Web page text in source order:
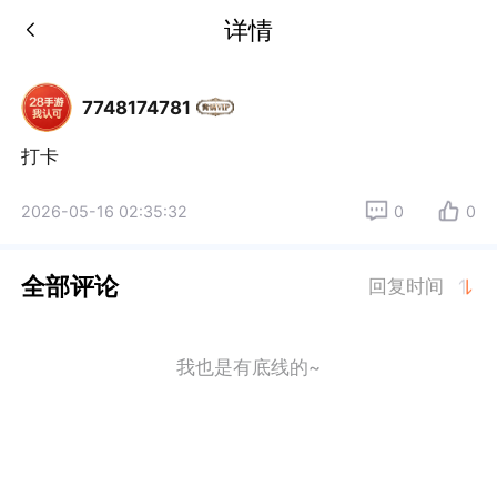
详情
7748174781
打卡
2026-05-16 02:35:32 0 0
全部评论 回复时间
我也是有底线的~